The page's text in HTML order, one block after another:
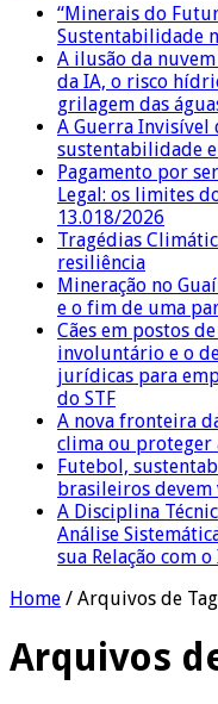
“Minerais do
Sustentabilidade
A ilusão da
da IA, o risco
grilagem das
A Guerra Invisível
sustentabilidade
Pagamento por
Legal: os limites
13.018/2026
Tragédias
resiliência
Mineração no
e o fim de uma
Cães em postos
involuntário e o
jurídicas para
do STF
A nova fronteira
clima ou proteger
Futebol,
brasileiros
A Disciplina
Análise
sua Relação com
Home / Arquivos de
Arquivos